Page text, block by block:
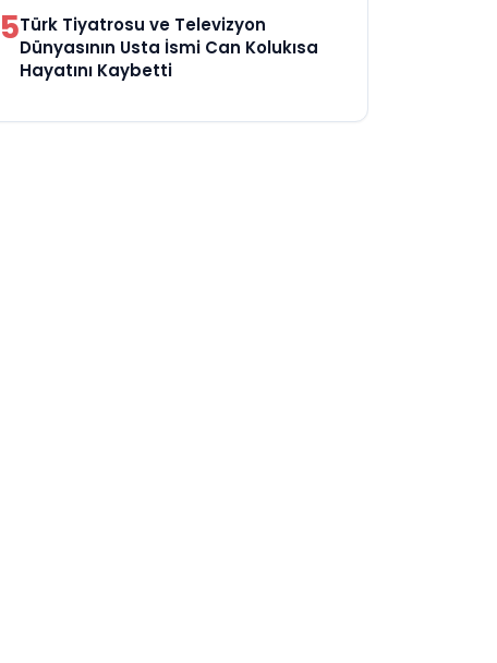
5Türk Tiyatrosu ve Televizyon
Dünyasının Usta İsmi Can Kolukısa
Hayatını Kaybetti